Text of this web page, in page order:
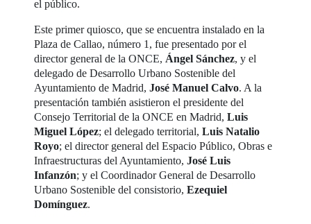
el público.
Este primer quiosco, que se encuentra instalado en la
Plaza de Callao, número 1, fue presentado por el
director general de la ONCE, Ángel Sánchez, y el
delegado de Desarrollo Urbano Sostenible del
Ayuntamiento de Madrid,José Manuel Calvo. A la
presentación también asistieron el presidente del
Consejo Territorial de la ONCE en Madrid,Luis
Miguel López; el delegado territorial,Luis Natalio
Royo; el director general del Espacio Público, Obras e
Infraestructuras del Ayuntamiento,José Luis
Infanzón; y el Coordinador General de Desarrollo
Urbano Sostenible del consistorio,Ezequiel
Domínguez.